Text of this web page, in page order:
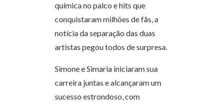
química no palco e hits que
conquistaram milhões de fãs, a
notícia da separação das duas
artistas pegou todos de surpresa.
Simone e Simaria iniciaram sua
carreira juntas e alcançaram um
sucesso estrondoso, com